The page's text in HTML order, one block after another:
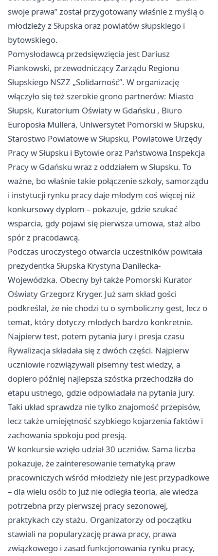
swoje prawa” został przygotowany właśnie z myślą o
młodzieży z Słupska oraz powiatów słupskiego i
bytowskiego.
Pomysłodawcą przedsięwzięcia jest Dariusz
Piankowski, przewodniczący Zarządu Regionu
Słupskiego NSZZ „Solidarność”. W organizację
włączyło się też szerokie grono partnerów: Miasto
Słupsk, Kuratorium Oświaty w Gdańsku , Biuro
Europosła Müllera, Uniwersytet Pomorski w Słupsku,
Starostwo Powiatowe w Słupsku, Powiatowe Urzędy
Pracy w Słupsku i Bytowie oraz Państwowa Inspekcja
Pracy w Gdańsku wraz z oddziałem w Słupsku. To
ważne, bo właśnie takie połączenie szkoły, samorządu
i instytucji rynku pracy daje młodym coś więcej niż
konkursowy dyplom – pokazuje, gdzie szukać
wsparcia, gdy pojawi się pierwsza umowa, staż albo
spór z pracodawcą.
Podczas uroczystego otwarcia uczestników powitała
prezydentka Słupska Krystyna Danilecka-
Wojewódzka. Obecny był także Pomorski Kurator
Oświaty Grzegorz Kryger. Już sam skład gości
podkreślał, że nie chodzi tu o symboliczny gest, lecz o
temat, który dotyczy młodych bardzo konkretnie.
Najpierw test, potem pytania jury i presja czasu
Rywalizacja składała się z dwóch części. Najpierw
uczniowie rozwiązywali pisemny test wiedzy, a
dopiero później najlepsza szóstka przechodziła do
etapu ustnego, gdzie odpowiadała na pytania jury.
Taki układ sprawdza nie tylko znajomość przepisów,
lecz także umiejętność szybkiego kojarzenia faktów i
zachowania spokoju pod presją.
W konkursie wzięło udział 30 uczniów. Sama liczba
pokazuje, że zainteresowanie tematyką praw
pracowniczych wśród młodzieży nie jest przypadkowe
– dla wielu osób to już nie odległa teoria, ale wiedza
potrzebna przy pierwszej pracy sezonowej,
praktykach czy stażu. Organizatorzy od początku
stawiali na popularyzację prawa pracy, prawa
związkowego i zasad funkcjonowania rynku pracy,